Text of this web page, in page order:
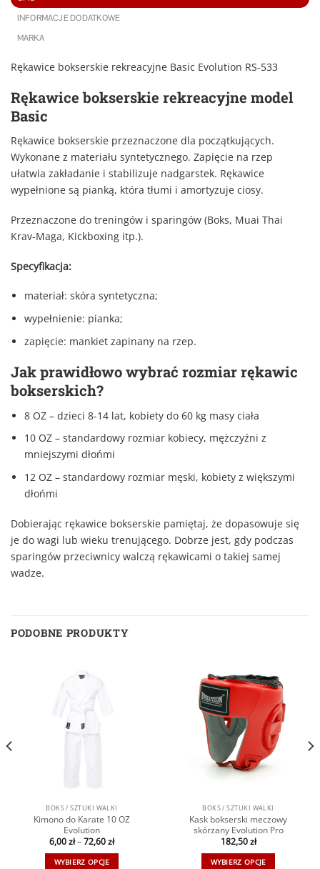
INFORMACJE DODATKOWE
MARKA
Rękawice bokserskie rekreacyjne Basic Evolution RS-533
Rękawice bokserskie rekreacyjne model
Basic
Rękawice bokserskie przeznaczone dla początkujących.
Wykonane z materiału syntetycznego. Zapięcie na rzep
ułatwia zakładanie i stabilizuje nadgarstek. Rękawice
wypełnione są pianką, która tłumi i amortyzuje ciosy.
Przeznaczone do treningów i sparingów (Boks, Muai Thai
Krav-Maga, Kickboxing itp.).
Specyfikacja:
materiał: skóra syntetyczna;
wypełnienie: pianka;
zapięcie: mankiet zapinany na rzep.
Jak prawidłowo wybrać rozmiar rękawic
bokserskich?
8 OZ – dzieci 8-14 lat, kobiety do 60 kg masy ciała
10 OZ – standardowy rozmiar kobiecy, mężczyźni z
mniejszymi dłońmi
12 OZ – standardowy rozmiar męski, kobiety z większymi
dłońmi
Dobierając rękawice bokserskie pamiętaj, że dopasowuje się
je do wagi lub wieku trenującego. Dobrze jest, gdy podczas
sparingów przeciwnicy walczą rękawicami o takiej samej
wadze.
PODOBNE PRODUKTY
BOKS / SZTUKI WALKI
Kimono do Karate 10 OZ
Evolution
6,00zł–72,60zł
WYBIERZ OPCJE
BOKS / SZTUKI WALKI
Kask bokserski meczowy
skórzany Evolution Pro
182,50zł
WYBIERZ OPCJE